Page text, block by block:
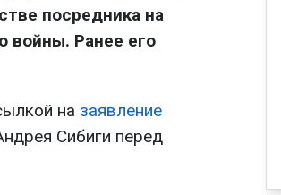
посредника на
войны. Ранее его
на заявление
Сибиги перед